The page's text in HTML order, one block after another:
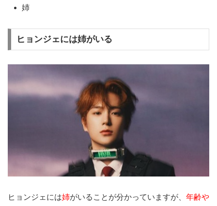
姉
ヒョンジェには姉がいる
ヒョンジェには姉がいることが分かっていますが、 年齢や